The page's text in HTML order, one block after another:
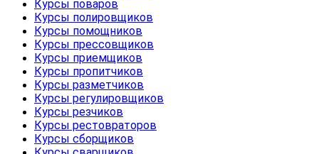
Курсы поваров
Курсы полировщиков
Курсы помощников
Курсы прессовщиков
Курсы приемщиков
Курсы пропитчиков
Курсы разметчиков
Курсы регулировщиков
Курсы резчиков
Курсы рестовраторов
Курсы сборщиков